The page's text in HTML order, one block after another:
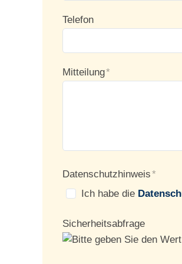
Telefon
Mitteilung*
Datenschutzhinweis*
Ich habe die
Sicherheitsabfrage